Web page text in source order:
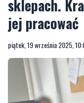
piątek, 19 września 2025,